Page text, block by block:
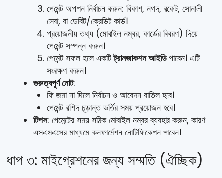
পেমেন্ট অপশন নির্বাচন করুন: বিকাশ, নগদ, রকেট, সোনালী
সেবা, বা ডেবিট/ক্রেডিট কার্ড।
প্রয়োজনীয় তথ্য (মোবাইল নম্বর, কার্ডের বিবরণ) দিয়ে
পেমেন্ট সম্পন্ন করুন।
পেমেন্ট সফল হলে একটিট্রানজাকশন আইডিপাবেন। এটি
সংরক্ষণ করুন।
গুরুত্বপূর্ণ নোট:
ফি জমা না দিলে নির্বাচন ও আবেদন বাতিল হবে।
পেমেন্ট রশিদ চূড়ান্ত ভর্তির সময় প্রয়োজন হবে।
টিপস: পেমেন্টের সময় সঠিক মোবাইল নম্বর ব্যবহার করুন, কারণ
এসএমএসের মাধ্যমে কনফার্মেশন নোটিফিকেশন পাবেন।
ধাপ ৩: মাইগ্রেশনের জন্য সম্মতি (ঐচ্ছিক)